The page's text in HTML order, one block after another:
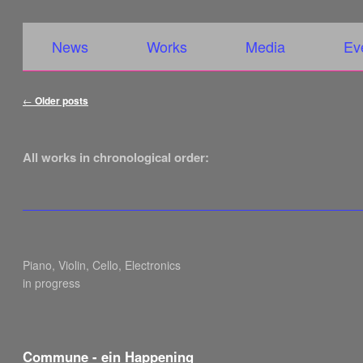
Skip to primary content
Skip to secondary content
News Works Media
Post navigation
← Older posts
All works in chronological order:
Piano, Violin, Cello, Electronics
in progress
Commune - ein Happening